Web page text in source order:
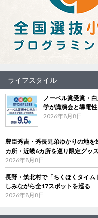
ライフスタイル
ノーベル賞受賞・
学が講演会と導電
2026年8月8日
豊臣秀吉・秀長兄弟ゆかりの地
カ所・近畿6カ所を巡り限定グッ
2026年8月8日
長野・筑北村で「ちくほくタイ
しみながら全17スポットを巡る
2026年8月8日